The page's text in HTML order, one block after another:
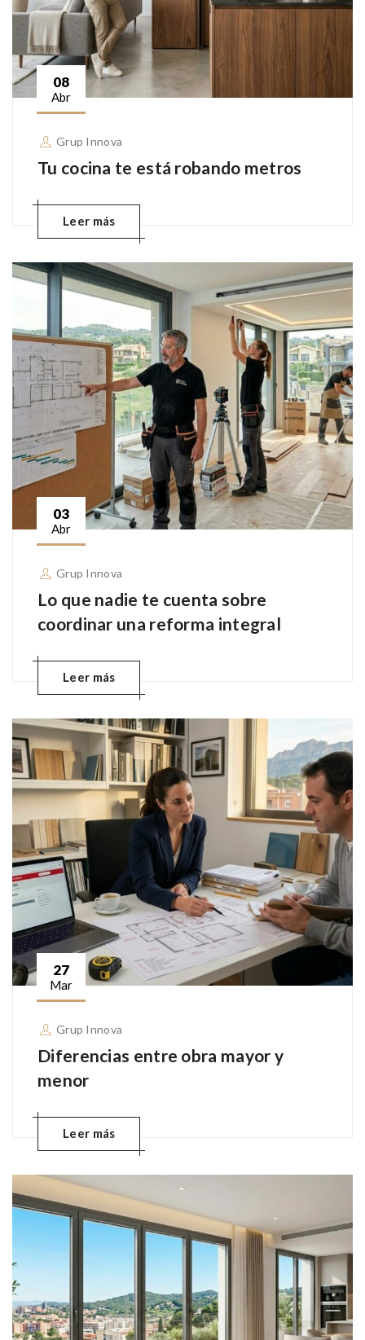
08
Abr
Grup Innova
Tu cocina te está robando metros
Leer más
03
Abr
Grup Innova
Lo que nadie te cuenta sobre
coordinar una reforma integral
Leer más
27
Mar
Grup Innova
Diferencias entre obra mayor y
menor
Leer más